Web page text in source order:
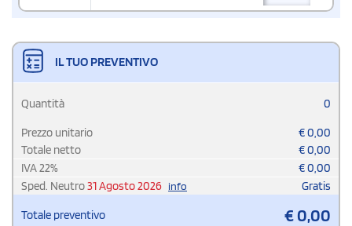
IL TUO PREVENTIVO
Quantità 0
Prezzo unitario €0,00
Totale netto
€0,00
IVA22% €0,00
Sped. Neutro31 Agosto 2026 info Gratis
Totale preventivo €0,00